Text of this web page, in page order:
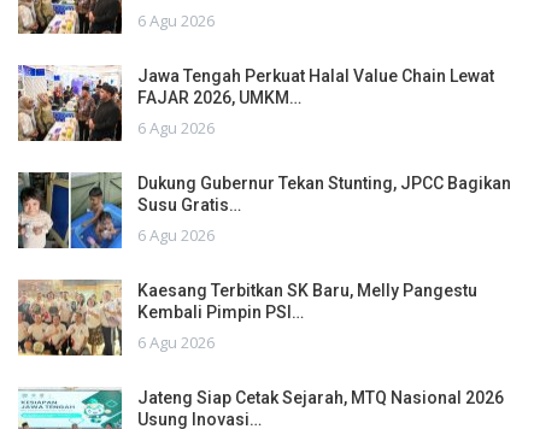
6 Agu 2026
Jawa Tengah Perkuat Halal Value Chain Lewat
FAJAR 2026, UMKM…
6 Agu 2026
Dukung Gubernur Tekan Stunting, JPCC Bagikan
Susu Gratis…
6 Agu 2026
Kaesang Terbitkan SK Baru, Melly Pangestu
Kembali Pimpin PSI…
6 Agu 2026
Jateng Siap Cetak Sejarah, MTQ Nasional 2026
Usung Inovasi…